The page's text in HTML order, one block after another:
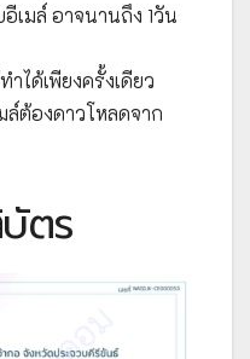
เมล์ อาจนานถึง 1วัน
ได้เพียงครั้งเดียว
ล์ต้องดาวโหลดจาก
ตร